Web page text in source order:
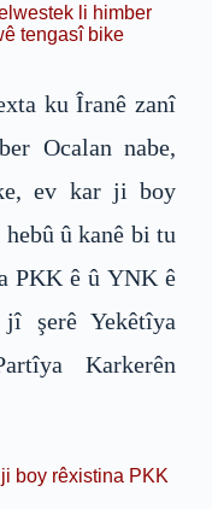
li himber
tengasî bike
ku Îranê zanî
Ocalan nabe,
ev kar ji boy
û kanê bi tu
PKK ê û YNK ê
şerê Yekêtîya
Karkerên
boy rêxistina PKK